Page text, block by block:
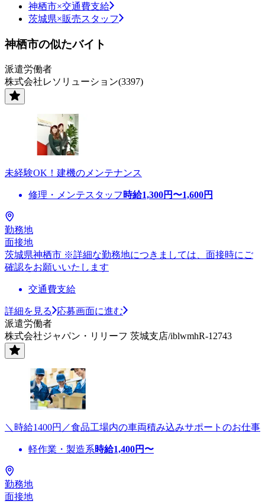
神栖市×交通費支給
茨城県×販売スタッフ
神栖市の似たバイト
派遣労働者
株式会社レソリューション(3397)
未経験OK！建機のメンテナンス
修理・メンテスタッフ 時給1,300円〜1,600円
勤務地
面接地
茨城県神栖市 ※詳細な勤務地につきましては、面接時にご
確認をお願いいたします
交通費支給
詳細を見る
応募画面に進む
派遣労働者
株式会社ジャパン・リリーフ 茨城支店/iblwmhR-12743
＼時給1400円／食品工場内の車両積み込みサポートのお仕事
軽作業・製造系時給1,400円〜
勤務地
面接地